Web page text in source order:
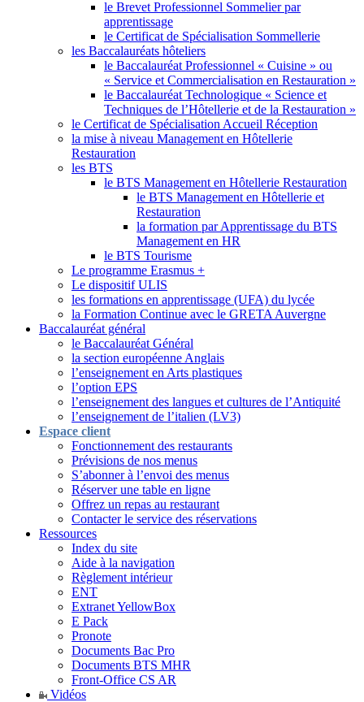
le Brevet Professionnel Sommelier par
apprentissage
le Certificat de Spécialisation Sommellerie
les Baccalauréats hôteliers
le Baccalauréat Professionnel « Cuisine » ou
« Service et Commercialisation en Restauration »
le Baccalauréat Technologique « Science et
Techniques de l’Hôtellerie et de la Restauration »
le Certificat de Spécialisation Accueil Réception
la mise à niveau Management en Hôtellerie
Restauration
les BTS
le BTS Management en Hôtellerie Restauration
le BTS Management en Hôtellerie et
Restauration
la formation par Apprentissage du BTS
Management en HR
le BTS Tourisme
Le programme Erasmus +
Le dispositif ULIS
les formations en apprentissage (UFA) du lycée
la Formation Continue avec le GRETA Auvergne
Baccalauréat général
le Baccalauréat Général
la section européenne Anglais
l’enseignement en Arts plastiques
l’option EPS
l’enseignement des langues et cultures de l’Antiquité
l’enseignement de l’italien (LV3)
Espace client
Fonctionnement des restaurants
Prévisions de nos menus
S’abonner à l’envoi des menus
Réserver une table en ligne
Offrez un repas au restaurant
Contacter le service des réservations
Ressources
Index du site
Aide à la navigation
Règlement intérieur
ENT
Extranet YellowBox
E Pack
Pronote
Documents Bac Pro
Documents BTS MHR
Front-Office CS AR
Vidéos